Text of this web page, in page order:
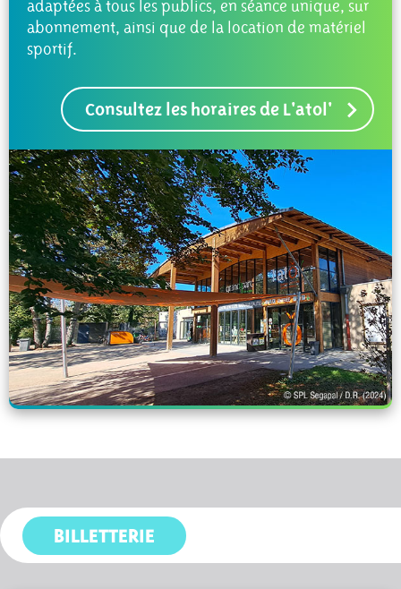
adaptées à tous les publics, en séance unique, sur
abonnement, ainsi que de la location de matériel
sportif.
Consultez les horaires de L'atol'
BILLETTERIE